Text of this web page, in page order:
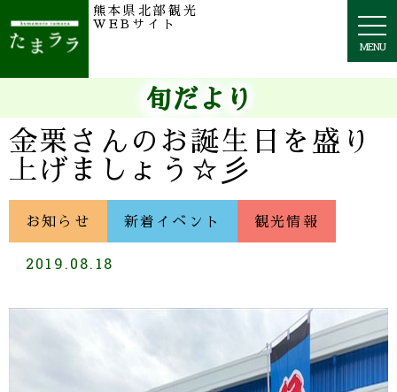
MENU
熊本県北部観光
WEBサイト
旬だより
金栗さんのお誕生日を盛り
上げましょう☆彡
お知らせ 新着イベント 観光情報
2019.08.18